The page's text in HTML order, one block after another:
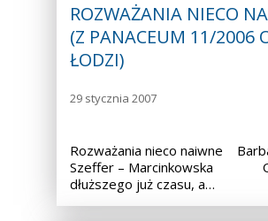
ROZWAŻANIA NIECO
(Z PANACEUM 11/2006
ŁODZI)
29 stycznia 2007
Rozważania nieco naiwne
Szeffer – Marcinkowska
dłuższego już czasu, a…